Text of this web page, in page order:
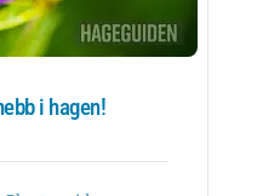
i hagen!